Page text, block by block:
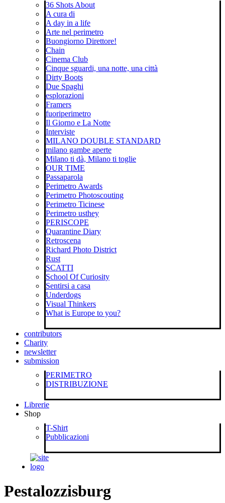
36 Shots About
A cura di
A day in a life
Arte nel perimetro
Buongiorno Direttore!
Chain
Cinema Club
Cinque sguardi, una notte, una città
Dirty Boots
Due Spaghi
esplorazioni
Framers
fuoriperimetro
Il Giorno e La Notte
Interviste
MILANO DOUBLE STANDARD
milano gambe aperte
Milano ti dà, Milano ti toglie
OUR TIME
Passaparola
Perimetro Awards
Perimetro Photoscouting
Perimetro Ticinese
Perimetro usthey
PERISCOPE
Quarantine Diary
Retroscena
Richard Photo District
Rust
SCATTI
School Of Curiosity
Sentirsi a casa
Underdogs
Visual Thinkers
What is Europe to you?
contributors
Charity
newsletter
submission
PERIMETRO
DISTRIBUZIONE
Librerie
Shop
T-Shirt
Pubblicazioni
Pestalozzisburg